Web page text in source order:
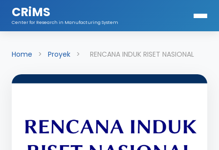
CRiMS
Center for Research in Manufacturing System
Home > Proyek > RENCANA INDUK RISET NASIONAL